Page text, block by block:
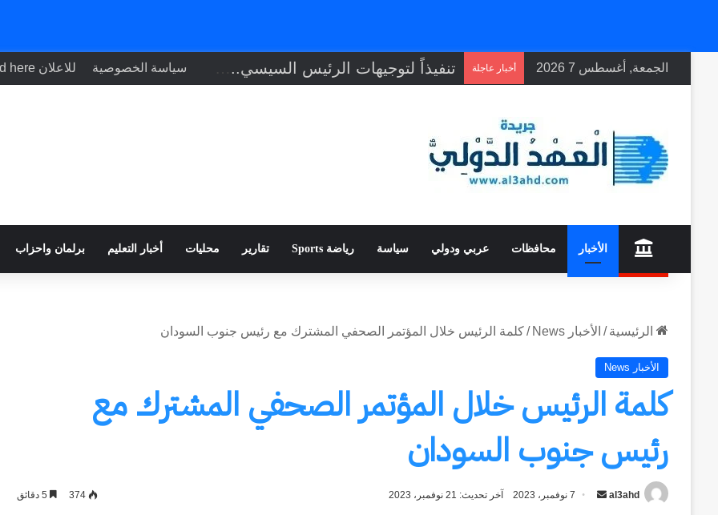
الجمعة, أغسطس 7 2026 أخبار عاجلة تنفيذاً لتوجيهات الرئيس السيسي.. وزير الصحة يبحث مع نظيره التشادي سياسة الخصوصية للاعلان Your ad here
الأخبار محافظات عربي ودولي سياسة رياضة Sports تقارير محليات أخبار التعليم برلمان واحزاب
الرئيسية / الأخبار News /كلمة الرئيس خلال المؤتمر الصحفي المشترك مع رئيس جنوب السودان
الأخبار News
كلمة الرئيس خلال المؤتمر الصحفي المشترك مع
رئيس جنوب السودان
al3ahd
أرسل 7 نوفمبر، 2023 آخر تحديث: 21 نوفمبر، 2023 374